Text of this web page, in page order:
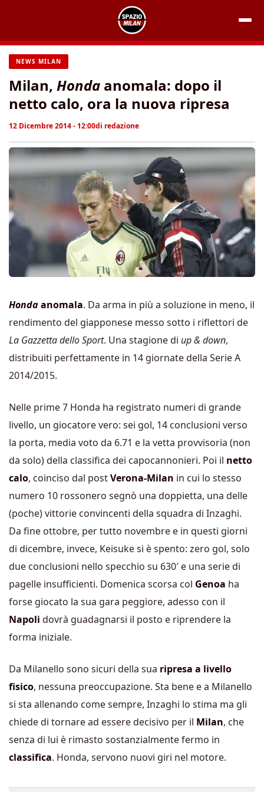
contenuto
NEWS MILAN
Milan, Honda anomala: dopo il
netto calo, ora la nuova ripresa
12 Dicembre 2014 - 12:00di redazione
Hondaanomala. Da arma in più a soluzione in meno, il
rendimento del giapponese messo sotto i riflettori de
La Gazzetta dello Sport. Una stagione di up & down,
distribuiti perfettamente in 14 giornate della Serie A
2014/2015.
Nelle prime 7 Honda ha registrato numeri di grande
livello, un giocatore vero: sei gol, 14 conclusioni verso
la porta, media voto da 6.71 e la vetta provvisoria (non
da solo) della classifica dei capocannonieri. Poi il netto
calo, coinciso dal postVerona-Milan in cui lo stesso
numero 10 rossonero segnò una doppietta, una delle
(poche) vittorie convincenti della squadra di Inzaghi.
Da fine ottobre, per tutto novembre e in questi giorni
di dicembre, invece, Keisuke si è spento: zero gol, solo
due conclusioni nello specchio su 630′ e una serie di
pagelle insufficienti. Domenica scorsa col Genoa ha
forse giocato la sua gara peggiore, adesso con il
Napoli dovrà guadagnarsi il posto e riprendere la
forma iniziale.
Da Milanello sono sicuri della sua ripresa a livello
fisico, nessuna preoccupazione. Sta bene e a Milanello
si sta allenando come sempre, Inzaghi lo stima ma gli
chiede di tornare ad essere decisivo per il Milan, che
senza di lui è rimasto sostanzialmente fermo in
classifica. Honda, servono nuovi giri nel motore.